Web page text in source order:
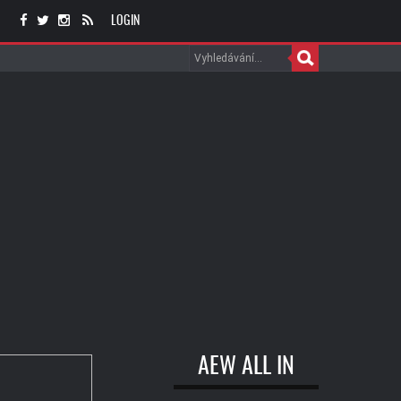
LOGIN
AEW ALL IN